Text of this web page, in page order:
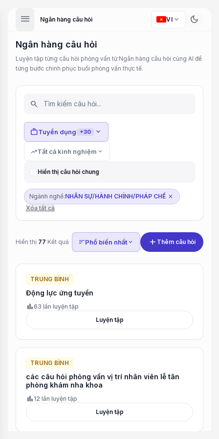
menu Ngân hàng câu hỏi VI expand_more dark_mode
Ngân hàng câu hỏi
Luyện tập từng câu hỏi phỏng vấn từ Ngân hàng câu hỏi cùng AI để
từng bước chinh phục buổi phỏng vấn thực tế.
search
workTuyển dụng +30 expand_more
trending_upTất cả kinh nghiệm expand_more
Hiển thị câu hỏi chung
Ngành nghề:NHÂN SỰ/HÀNH CHÍNH/PHÁP CHẾ close
Xóa tất cả
Hiển thị 77 Kết quả sortPhổ biến nhấtexpand_more add Thêm câu hỏi
TRUNG BÌNH
Động lực ứng tuyển
bar_chart63 lần luyện tập
Luyện tập
TRUNG BÌNH
các câu hỏi phỏng vấn vị trí nhân viên lễ tân
phòng khám nha khoa
bar_chart12 lần luyện tập
Luyện tập